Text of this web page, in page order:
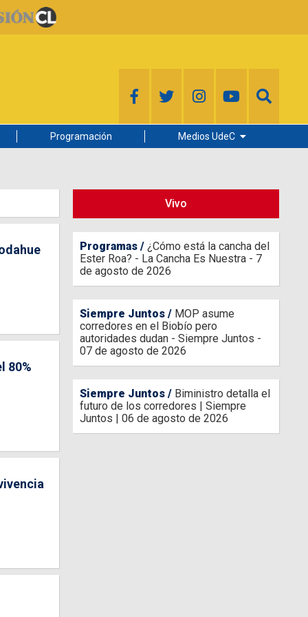
Programación Medios UdeC
Radio UdeC
80%
Vivo
Programas
¿Cómo está la cancha del
Ester Roa? - La Cancha Es Nuestra - 7
de agosto de 2026
Siempre Juntos
MOP asume
corredores en el Biobío pero
autoridades dudan - Siempre Juntos -
07 de agosto de 2026
Siempre Juntos
Biministro detalla el
futuro de los corredores | Siempre
Juntos | 06 de agosto de 2026